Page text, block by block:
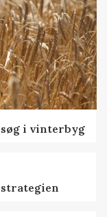
i vinterbyg